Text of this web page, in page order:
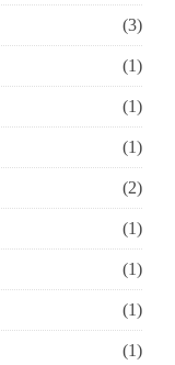
(3)
(1)
(1)
(1)
(2)
(1)
(1)
(1)
(1)